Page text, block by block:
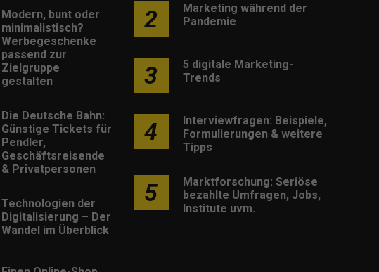
Modern, bunt oder
minimalistisch?
Werbegeschenke
passend zur
Zielgruppe
gestalten
Die Deutsche Bahn:
Günstige Tickets für
Pendler,
Geschäftsreisende
& Privatpersonen
Technologien der
Digitalisierung – Der
Wandel im Überblick
2
Marketing während der
Pandemie
3
5 digitale Marketing-
Trends
4
Interviewfragen: Beispiele,
Formulierungen & weitere
Tipps
5
Marktforschung: Seriöse
bezahlte Umfragen, Jobs,
Institute uvm.